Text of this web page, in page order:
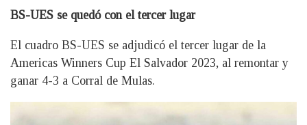
BS-UES se quedó con el tercer lugar
El cuadro BS-UES se adjudicó el tercer lugar de la
Americas Winners Cup El Salvador 2023, al remontar y
ganar 4-3 a Corral de Mulas.